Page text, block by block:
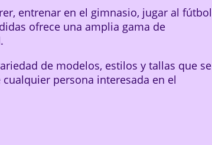
entrenar en el gimnasio, jugar al fútbol
ofrece una amplia gama de
de modelos, estilos y tallas que se
persona interesada en el